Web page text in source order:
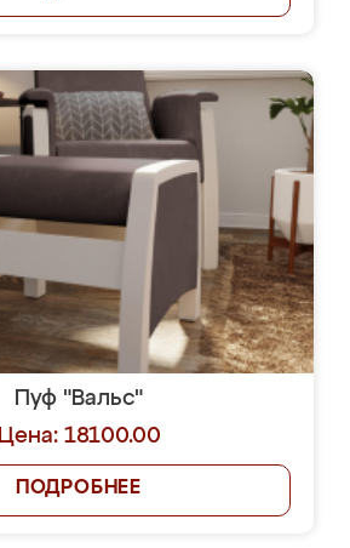
Пуф "Вальс"
Цена: 18100.00
ПОДРОБНЕЕ